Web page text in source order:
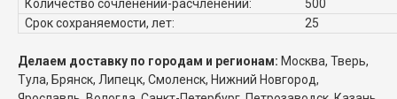
Количество сочленений-расчленений:
500
Срок сохраняемости, лет:
25
Делаем доставку по городам и регионам: Москва, Тверь,
Тула, Брянск, Липецк, Смоленск, Нижний Новгород,